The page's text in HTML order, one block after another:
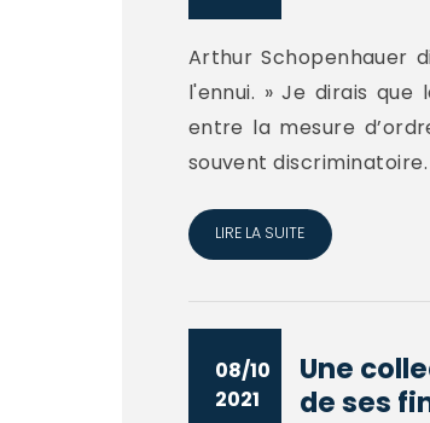
Arthur Schopenhauer
l'ennui. » Je dirais
entre la mesure
souvent
LIRE LA SUITE
08/10
2021
Une
de ses